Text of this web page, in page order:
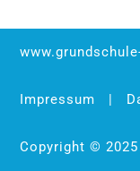
Impressum |
Copyright ©